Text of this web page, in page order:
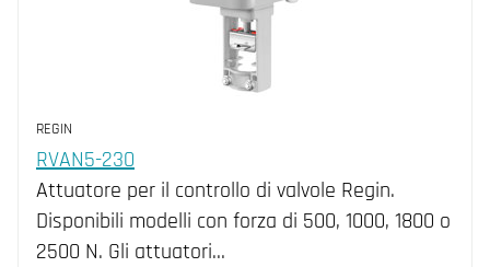
REGIN
RVAN5-230
Attuatore per il controllo di valvole Regin.
Disponibili modelli con forza di 500, 1000, 1800 o
2500 N. Gli attuatori…